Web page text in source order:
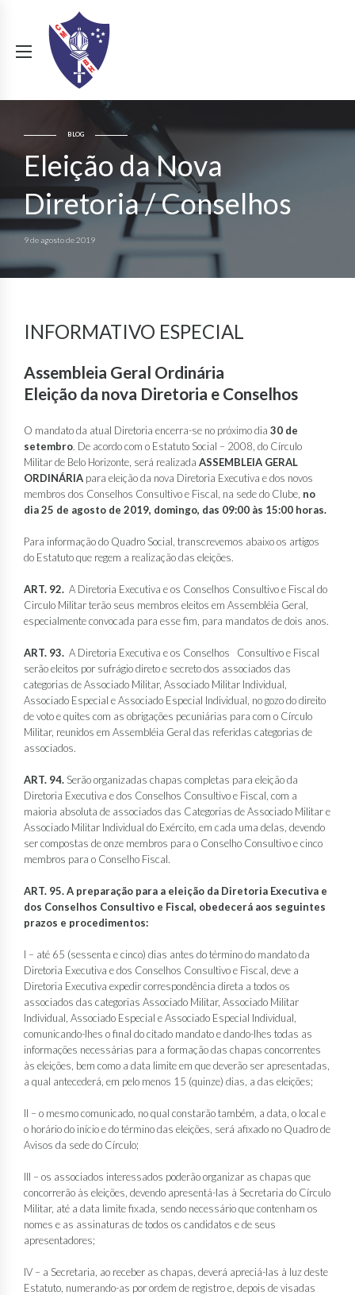
BLOG
Eleição da Nova
Diretoria / Conselhos
9 de agosto de 2019
INFORMATIVO ESPECIAL
Assembleia Geral Ordinária
Eleição da nova Diretoria e Conselhos
O mandato da atual Diretoria encerra-se no próximo dia 30 de
setembro. De acordo com o Estatuto Social – 2008, do Círculo
Militar de Belo Horizonte, será realizada ASSEMBLEIA GERAL
ORDINÁRIA para eleição da nova Diretoria Executiva e dos novos
membros dos Conselhos Consultivo e Fiscal, na sede do Clube, no
dia 25 de agosto de 2019, domingo, das 09:00 às 15:00 horas.
Para informação do Quadro Social, transcrevemos abaixo os artigos
do Estatuto que regem a realização das eleições.
ART. 92. A Diretoria Executiva e os Conselhos Consultivo e Fiscal do
Circulo Militar terão seus membros eleitos em Assembléia Geral,
especialmente convocada para esse fim, para mandatos de dois anos.
ART. 93. A Diretoria Executiva e os Conselhos Consultivo e Fiscal
serão eleitos por sufrágio direto e secreto dos associados das
categorias de Associado Militar, Associado Militar Individual,
Associado Especial e Associado Especial Individual, no gozo do direito
de voto e quites com as obrigações pecuniárias para com o Círculo
Militar, reunidos em Assembléia Geral das referidas categorias de
associados.
ART. 94. Serão organizadas chapas completas para eleição da
Diretoria Executiva e dos Conselhos Consultivo e Fiscal, com a
maioria absoluta de associados das Categorias de Associado Militar e
Associado Militar Individual do Exército, em cada uma delas, devendo
ser compostas de onze membros para o Conselho Consultivo e cinco
membros para o Conselho Fiscal.
ART. 95. A preparação para a eleição da Diretoria Executiva e
dos Conselhos Consultivo e Fiscal, obedecerá aos seguintes
prazos e procedimentos:
I – até 65 (sessenta e cinco) dias antes do término do mandato da
Diretoria Executiva e dos Conselhos Consultivo e Fiscal, deve a
Diretoria Executiva expedir correspondência direta a todos os
associados das categorias Associado Militar, Associado Militar
Individual, Associado Especial e Associado Especial Individual,
comunicando-lhes o final do citado mandato e dando-lhes todas as
informações necessárias para a formação das chapas concorrentes
às eleições, bem como a data limite em que deverão ser apresentadas,
a qual antecederá, em pelo menos 15 (quinze) dias, a das eleições;
II – o mesmo comunicado, no qual constarão também, a data, o local e
o horário do início e do término das eleições, será afixado no Quadro de
Avisos da sede do Círculo;
III – os associados interessados poderão organizar as chapas que
concorrerão às eleições, devendo apresentá-las à Secretaria do Círculo
Militar, até a data limite fixada, sendo necessário que contenham os
nomes e as assinaturas de todos os candidatos e de seus
apresentadores;
IV – a Secretaria, ao receber as chapas, deverá apreciá-las à luz deste
Estatuto, numerando-as por ordem de registro e, depois de visadas